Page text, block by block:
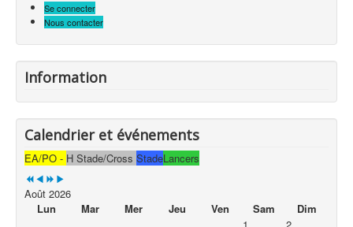
Se connecter
Nous contacter
Information
Calendrier et événements
EA/PO - H Stade/Cross StadeLancers
Août 2026
Lun
Mar Mer Jeu Ven Sam
Dim